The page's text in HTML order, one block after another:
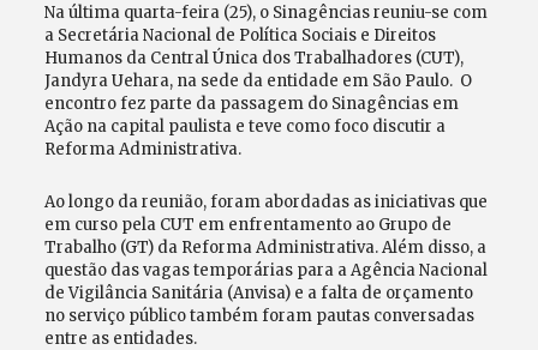
Na última quarta-feira (25), o Sinagências reuniu-se com
a Secretária Nacional de Política Sociais e Direitos
Humanos da Central Única dos Trabalhadores (CUT),
Jandyra Uehara, na sede da entidade em São Paulo. O
encontro fez parte da passagem do Sinagências em
Ação na capital paulista e teve como foco discutir a
Reforma Administrativa.
Ao longo da reunião, foram abordadas as iniciativas que
em curso pela CUT em enfrentamento ao Grupo de
Trabalho (GT) da Reforma Administrativa. Além disso, a
questão das vagas temporárias para a Agência Nacional
de Vigilância Sanitária (Anvisa) e a falta de orçamento
no serviço público também foram pautas conversadas
entre as entidades.